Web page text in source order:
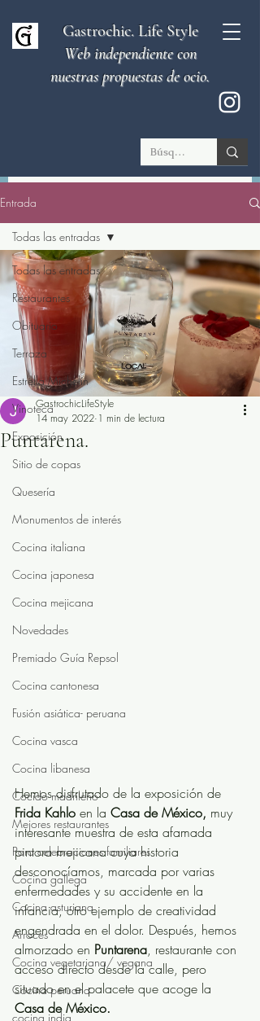
Gastrochic. Life Style
Web independiente con
nuestras propuestas de ocio.
Entrada
Todas las entradas
Restaurantes
Obituario
Terraza
Estrella Michelín
Vinoteca
Exposición
Sitio de copas
Quesería
Monumentos de interés
Cocina italiana
Cocina japonesa
Cocina mejicana
Novedades
Premiado Guía Repsol
Cocina cantonesa
Fusión asiática- peruana
Cocina vasca
Cocina libanesa
Cocido madrileño
Mejores restaurantes
Para celebraciones familiares
Cocina gallega
Cocina asturiana
Arroces
Cocina vegetariana/ vegana
Cocina peruana
cocina india
Todas las entradas
Puntarena.
GastrochicLifeStyle
14 may 2022 1 min de lectura
Hemos disfrutado de la exposición de
Frida Kahlo en la Casa de México, muy
interesante muestra de esta afamada
pintora mejicana cuya historia
desconocíamos, marcada por varias
enfermedades y su accidente en la
infancia, otro ejemplo de creatividad
engendrada en el dolor. Después, hemos
almorzado en Puntarena, restaurante con
acceso directo desde la calle, pero
situado en el palacete que acoge la
Casa de México.